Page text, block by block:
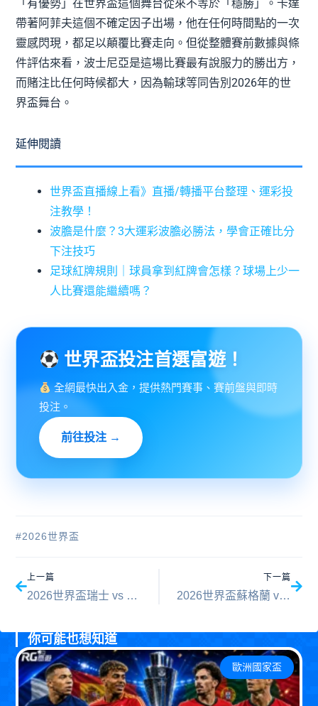
「有優勢」在世界盃這個舞台從來不等於「穩勝」。卡達
帶著阿菲夫這個不確定因子出場，他在任何時間點的一次
靈感閃現，都足以顛覆比賽走向。但從整體賽前數據與條
件評估來看，波士尼亞是這場比賽最有說服力的勝出方，
而賭注比任何時候都大，因為輸球等同告別2026年的世
界盃舞台。
延伸閱讀
世界盃直播線上看》直播/轉播平台整理、運彩投
注教學！
波膽是什麼？3大運彩波膽必勝法，學會正確比分
下注技巧
足球紅牌規則｜球員拿到紅牌會怎樣？球場上少一
人比賽還能繼續嗎？
世界盃投注首選富遊！
全網最快出入金，提供熱門賽事、賽前盤與即時
投注。
前往投注 →
#2026世界盃
上一篇
2026世界盃瑞士 vs 加拿大預測分析：勝負關鍵與比分數據全評估
下一篇
2026世界盃蘇格蘭 vs 巴西預測分析：勝負關鍵與比分數據全評估
你可能也想知道
歐洲國家盃